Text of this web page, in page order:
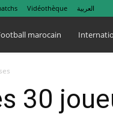
Vidéothèque العربية
marocain
30